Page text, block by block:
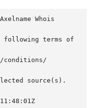
Whois
following terms of
conditions/
source(s).